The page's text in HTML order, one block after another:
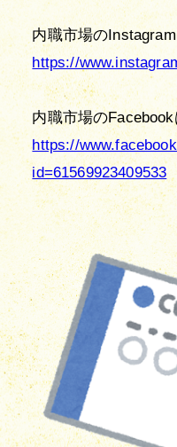
https://
https://
id=61569923409533